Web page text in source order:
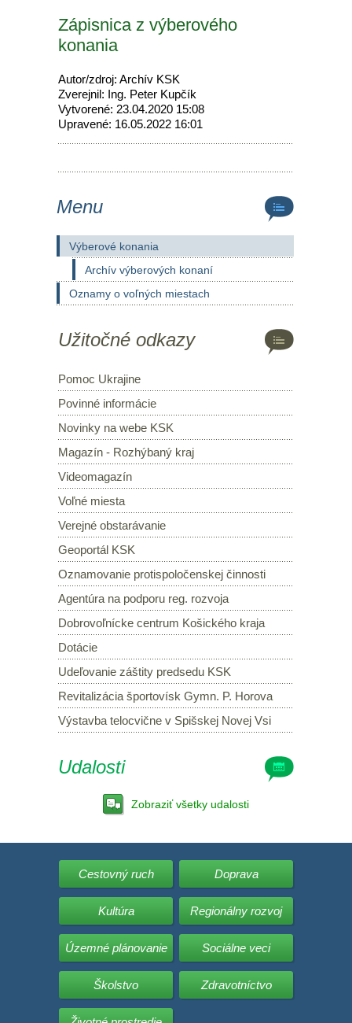
Zápisnica z výberového
konania
Autor/zdroj: Archív KSK
Zverejnil: Ing. Peter Kupčík
Vytvorené: 23.04.2020 15:08
Upravené: 16.05.2022 16:01
Menu
Výberové konania
Archív výberových konaní
Oznamy o voľných miestach
Užitočné odkazy
Pomoc Ukrajine
Povinné informácie
Novinky na webe KSK
Magazín - Rozhýbaný kraj
Videomagazín
Voľné miesta
Verejné obstarávanie
Geoportál KSK
Oznamovanie protispoločenskej činnosti
Agentúra na podporu reg. rozvoja
Dobrovoľnícke centrum Košického kraja
Dotácie
Udeľovanie záštity predsedu KSK
Revitalizácia športovísk Gymn. P. Horova
Výstavba telocvične v Spišskej Novej Vsi
Udalosti
Zobraziť všetky udalosti
Cestovný ruch Doprava
Kultúra Regionálny rozvoj
Územné plánovanie Sociálne veci
Školstvo Zdravotníctvo